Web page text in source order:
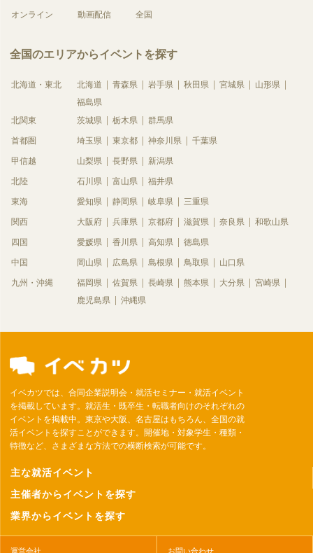
オンライン 動画配信 全国
全国のエリアからイベントを探す
北海道・東北 北海道 青森県 岩手県 秋田県 宮城県
山形県
福島県
北関東
茨城県 栃木県 群馬県
首都圏 埼玉県 東京都 神奈川県 千葉県
甲信越 山梨県 長野県 新潟県
北陸 石川県 富山県 福井県
東海 愛知県 静岡県 岐阜県 三重県
関西 大阪府 兵庫県 京都府 滋賀県 奈良県 和歌山県
四国 愛媛県 香川県 高知県 徳島県
中国 岡山県 広島県 島根県 鳥取県 山口県
九州・沖縄 福岡県 佐賀県 長崎県 熊本県 大分県
宮崎県
鹿児島県
沖縄県
イベカツでは、合同企業説明会・就活セミナー・就活イベント
を掲載しています。就活生・既卒生・転職者向けのそれぞれの
イベントを掲載中。東京や大阪、名古屋はもちろん、全国の就
活イベントを探すことができます。開催地・対象学生・種類・
特徴など、さまざまな方法での横断検索が可能です。
主な就活イベント
主催者からイベントを探す
業界からイベントを探す
運営会社 お問い合わせ